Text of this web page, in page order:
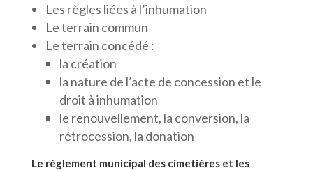
Les règles liées à l’inhumation
Le terrain commun
Le terrain concédé :
la création
la nature de l’acte de concession et le
droit à inhumation
le renouvellement, la conversion, la
rétrocession, la donation
Le règlement municipal des cimetières et les